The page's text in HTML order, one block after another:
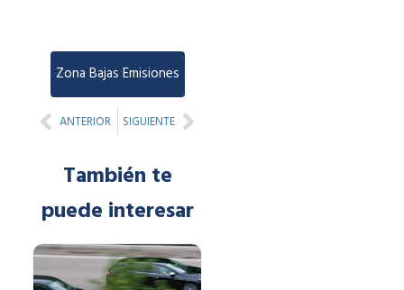
Zona Bajas Emisiones
Prev
ANTERIOR SIGUIENTENext
También te
puede interesar